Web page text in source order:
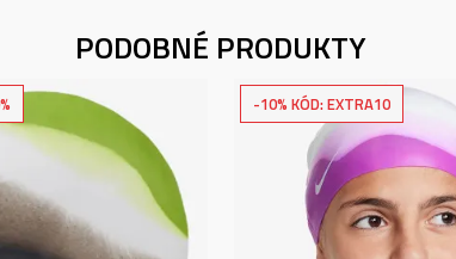
PODOBNÉ PRODUKTY
-10% KÓD: EXTRA10